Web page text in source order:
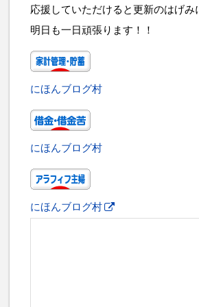
応援していただけると更新のはげみ
明日も一日頑張ります！！
にほんブログ村
にほんブログ村
にほんブログ村